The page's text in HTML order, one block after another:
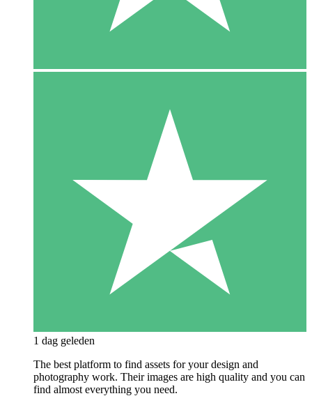
1 dag geleden
The best platform to find assets for your design and
photography work. Their images are high quality and you can
find almost everything you need.